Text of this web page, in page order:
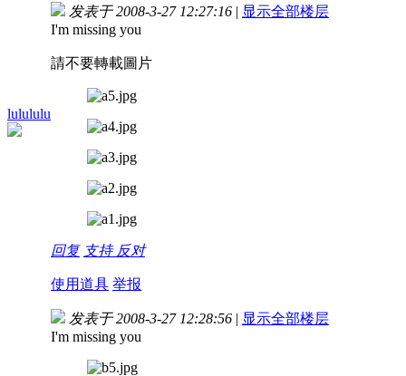
lulululu
发表于 2008-3-27 12:27:16 | 显示全部楼层
I'm missing you
請不要轉載圖片
回复 支持 反对
使用道具 举报
发表于 2008-3-27 12:28:56 | 显示全部楼层
I'm missing you